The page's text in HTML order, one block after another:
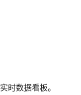
时数据看板。